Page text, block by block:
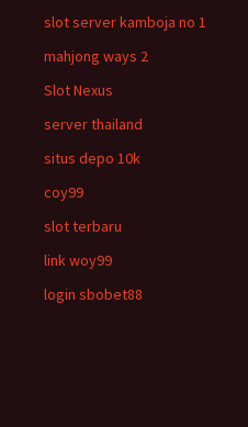
slot server kamboja no 1
mahjong ways 2
Slot Nexus
server thailand
situs depo 10k
coy99
slot terbaru
link woy99
login sbobet88